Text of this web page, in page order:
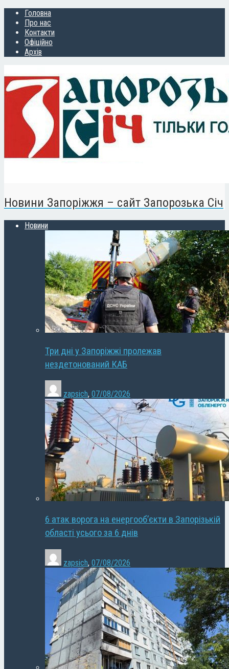
Головна
Про нас
Контакти
Офіційно
Архів
Новини Запоріжжя – сайт Запорозька Січ
Новини
Три дні у Запоріжжі пролежав
нездетонований КАБ
zapsich, 07/08/2026
6 атак ворога на енергооб’єкти в Запорізькій
області усього за 6 днів
zapsich, 07/08/2026